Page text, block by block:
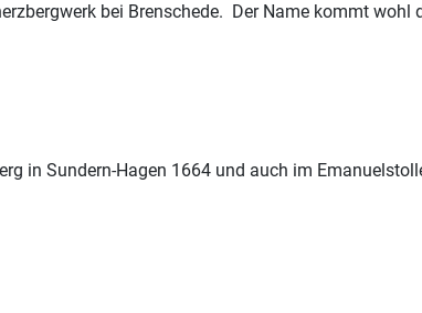
bei Brenschede. Der Name kommt
in Sundern-Hagen 1664 und auch im